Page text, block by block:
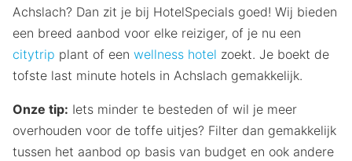
Achslach? Dan zit je bij HotelSpecials goed! Wij bieden
een breed aanbod voor elke reiziger, of je nu een
citytrip plant of een wellness hotel zoekt. Je boekt de
tofste last minute hotels in Achslach gemakkelijk.
Onze tip: Iets minder te besteden of wil je meer
overhouden voor de toffe uitjes? Filter dan gemakkelijk
tussen het aanbod op basis van budget en ook andere